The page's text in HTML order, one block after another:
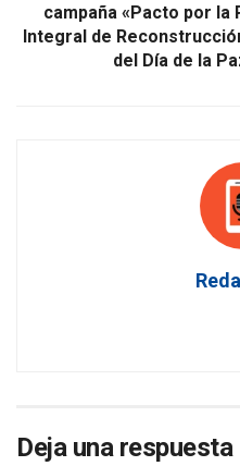
campaña «Pacto por la
Integral de
del Día de la
Deja una respuesta